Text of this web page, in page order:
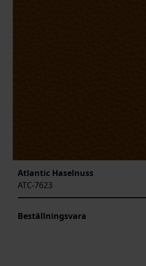
Atlantic Haselnuss
ATC-7623
Beställningsvara